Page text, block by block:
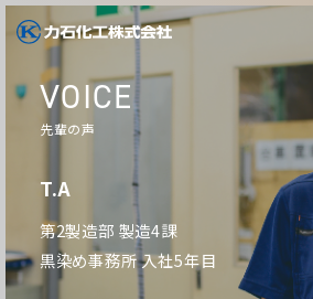
VOICE
先輩の声
T.A
第2製造部 製造4課
黒染め事務所 入社5年目